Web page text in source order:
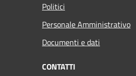
Politici
Personale Amministrativo
Documenti e dati
CONTATTI